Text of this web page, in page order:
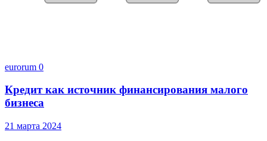
eurorum 0
Кредит как источник финансирования малого
бизнеса
21 марта 2024